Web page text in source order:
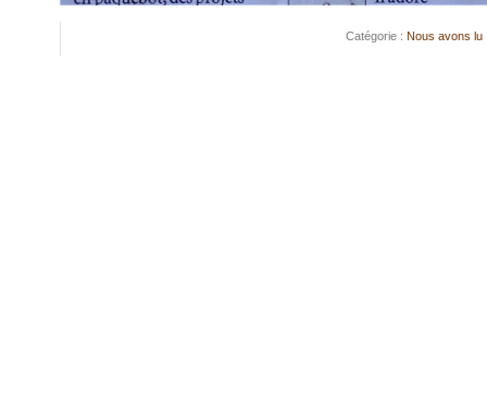
Catégorie : Nous avons lu